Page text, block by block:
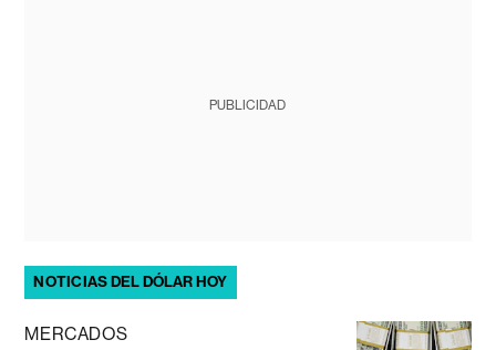
PUBLICIDAD
NOTICIAS DEL DÓLAR HOY
MERCADOS